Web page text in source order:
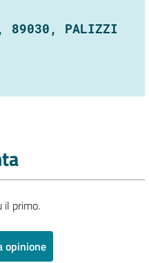
89030, PALIZZI
il primo.
opinione